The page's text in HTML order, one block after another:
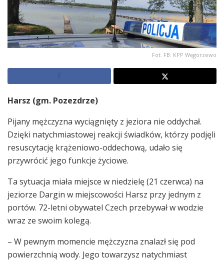
Fot. FB: KPP Węgorzewo
Harsz (gm. Pozezdrze)
Pijany mężczyzna wyciągnięty z jeziora nie oddychał.
Dzięki natychmiastowej reakcji świadków, którzy podjęli
resuscytację krążeniowo-oddechową, udało się
przywrócić jego funkcje życiowe.
Ta sytuacja miała miejsce w niedzielę (21 czerwca) na
jeziorze Dargin w miejscowości Harsz przy jednym z
portów. 72-letni obywatel Czech przebywał w wodzie
wraz ze swoim kolegą.
– W pewnym momencie mężczyzna znalazł się pod
powierzchnią wody. Jego towarzysz natychmiast